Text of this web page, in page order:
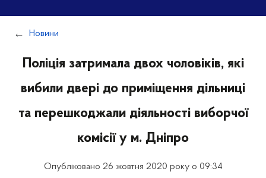
Новини
Поліція затримала двох чоловіків, які
вибили двері до приміщення дільниці
та перешкоджали діяльності виборчої
комісії у м. Дніпро
Опубліковано 26 жовтня 2020 року о 09:34